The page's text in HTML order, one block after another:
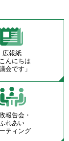
広報紙
こんにちは
会です」
報告会・
れあい
ティング